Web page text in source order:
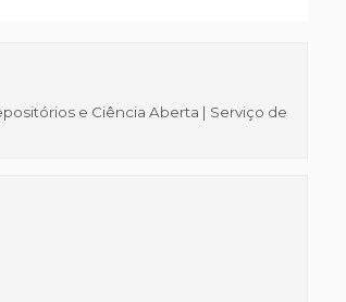
e Ciência Aberta | Serviço de